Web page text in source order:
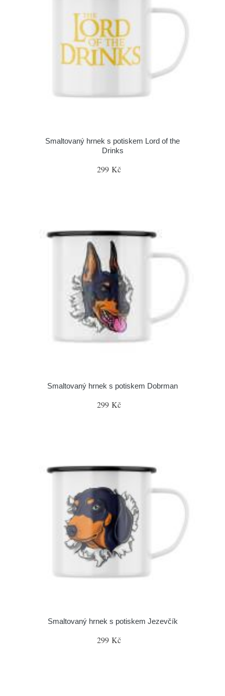
Smaltovaný hrnek s potiskem Lord of the
Drinks
299 Kč
Smaltovaný hrnek s potiskem Dobrman
299 Kč
Smaltovaný hrnek s potiskem Jezevčík
299 Kč